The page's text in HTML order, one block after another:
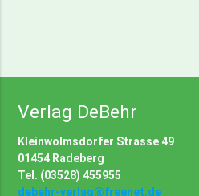
Verlag DeBehr
Kleinwolmsdorfer Strasse 49
01454 Radeberg
Tel. (03528) 455955
debehr-verlag@freenet.de